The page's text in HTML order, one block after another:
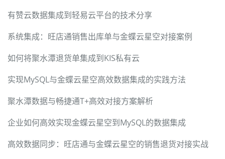
有赞云数据集成到轻易云平台的技术分享
系统集成：旺店通销售出库单与金蝶云星空对接案例
如何将聚水潭退货单集成到KIS私有云
实现MySQL与金蝶云星空高效数据集成的实践方法
聚水潭数据与畅捷通T+高效对接方案解析
企业如何高效实现金蝶云星空到MySQL的数据集成
高效数据同步：旺店通与金蝶云星空的销售退货对接实战